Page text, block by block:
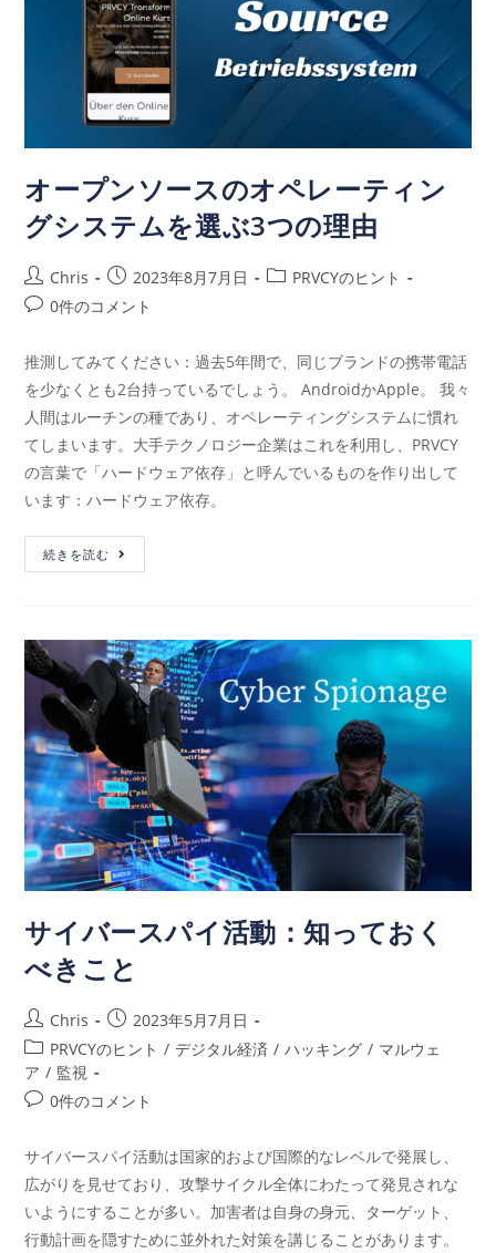
オープンソースのオペレーティン
グシステムを選ぶ3つの理由
Chris 2023年8月7月日
PRVCYのヒント
0件のコメント
推測してみてください：過去5年間で、同じブランドの携帯電話
を少なくとも2台持っているでしょう。 AndroidかApple。 我々
人間はルーチンの種であり、オペレーティングシステムに慣れ
てしまいます。大手テクノロジー企業はこれを利用し、PRVCY
の言葉で「ハードウェア依存」と呼んでいるものを作り出して
います：ハードウェア依存。
続きを読む
サイバースパイ活動：知っておく
べきこと
Chris
2023年5月7月日
PRVCYのヒント / デジタル経済 / ハッキング / マルウェ
ア / 監視
0件のコメント
サイバースパイ活動は国家的および国際的なレベルで発展し、
広がりを見せており、攻撃サイクル全体にわたって発見されな
いようにすることが多い。加害者は自身の身元、ターゲット、
行動計画を隠すために並外れた対策を講じることがあります。